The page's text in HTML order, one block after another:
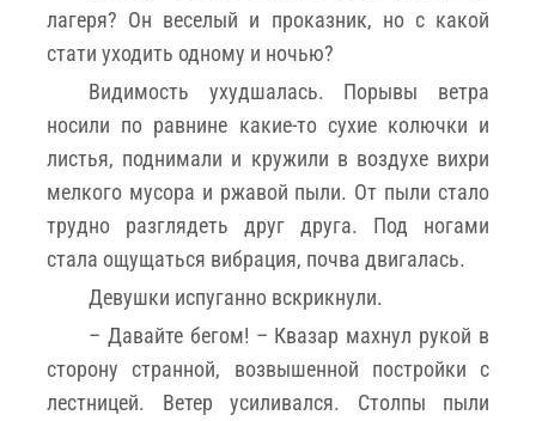
лагеря? Он веселый и проказник, но с какой
стати уходить одному и ночью?
Видимость ухудшалась. Порывы ветра
носили по равнине какие-то сухие колючки и
листья, поднимали и кружили в воздухе вихри
мелкого мусора и ржавой пыли. От пыли стало
трудно разглядеть друг друга. Под ногами
стала ощущаться вибрация, почва двигалась.
Девушки испуганно вскрикнули.
– Давайте бегом! – Квазар махнул рукой в
сторону странной, возвышенной постройки с
лестницей. Ветер усиливался. Столпы пыли